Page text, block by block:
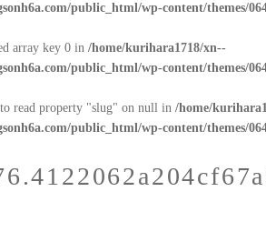
public_html/wp-content/themes/
array key 0 in/home/kurihara1718/xn--
public_html/wp-content/themes/
read property "slug" on null in/home/
public_html/wp-content/themes/